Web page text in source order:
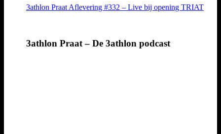
3athlon Praat Aflevering #332 – Live bij opening TRIAT
3athlon Praat – De 3athlon podcast